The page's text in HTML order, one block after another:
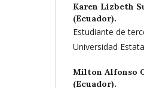
Karen Lizbeth
(Ecuador).
Estudiante de
Universidad
Milton Alfonso
(Ecuador).